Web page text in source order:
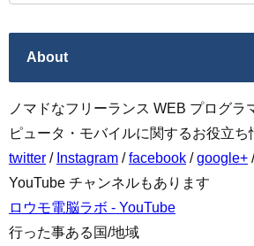
About
ノマドなフリーランス WEB プログラ
ピュータ・モバイルに関するお役立ち
twitter / Instagram /facebook /google+
YouTube チャンネルもあります
ロウモ電脳ラボ - YouTube
行った事ある国/地域